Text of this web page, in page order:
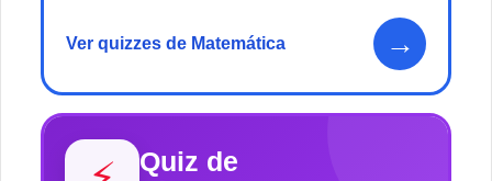
Ver quizzes de Matemática →
Quiz de